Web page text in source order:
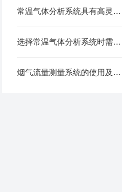
常温气体分析系统具有高灵敏度和高分辨率的特点
选择常温气体分析系统时需要考虑以下几个因素
烟气流量测量系统的使用及维护